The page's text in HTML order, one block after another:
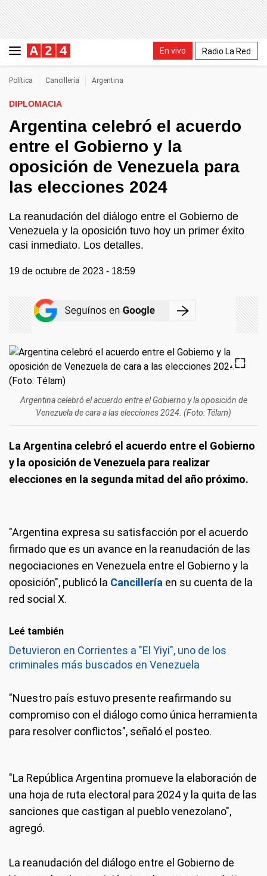
En vivo Radio La Red
Política Cancillería Argentina
DIPLOMACIA
Argentina celebró el acuerdo
entre el Gobierno y la
oposición de Venezuela para
las elecciones 2024
La reanudación del diálogo entre el Gobierno de
Venezuela y la oposición tuvo hoy un primer éxito
casi inmediato. Los detalles.
19 de octubre de 2023 - 18:59
Argentina celebró el acuerdo entre el Gobierno y la oposición de
Venezuela de cara a las elecciones 2024. (Foto: Télam)
La Argentina celebró el acuerdo entre el Gobierno
y la oposición de Venezuela para realizar
elecciones en la segunda mitad del año próximo.
"Argentina expresa su satisfacción por el acuerdo
firmado que es un avance en la reanudación de las
negociaciones en Venezuela entre el Gobierno y la
oposición", publicó la Cancillería en su cuenta de la
red social X.
Leé también
Detuvieron en Corrientes a "El Yiyi", uno de los
criminales más buscados en Venezuela
"Nuestro país estuvo presente reafirmando su
compromiso con el diálogo como única herramienta
para resolver conflictos", señaló el posteo.
"La República Argentina promueve la elaboración de
una hoja de ruta electoral para 2024 y la quita de las
sanciones que castigan al pueblo venezolano",
agregó.
La reanudación del diálogo entre el Gobierno de